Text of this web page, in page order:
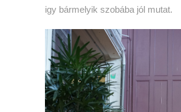
igy bármelyik szobába jól mutat.